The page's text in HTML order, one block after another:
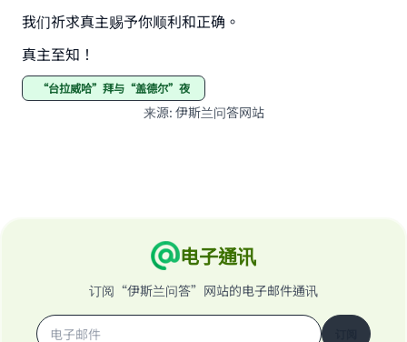
我们祈求真主赐予你顺利和正确。
真主至知！
“台拉威哈”拜与“盖德尔”夜
来源: 伊斯兰问答网站
电子通讯
订阅“伊斯兰问答”网站的电子邮件通讯